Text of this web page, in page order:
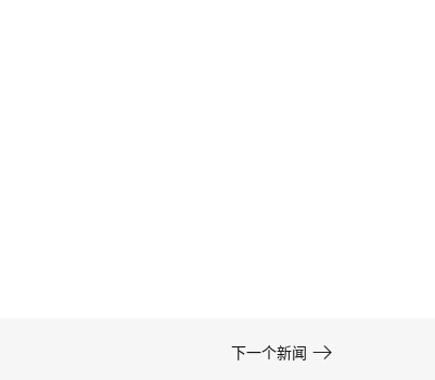
下一个新闻 
斐丽姿品牌全案策划设计